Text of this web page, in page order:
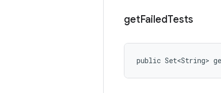
getFailedTests
public Set<String>